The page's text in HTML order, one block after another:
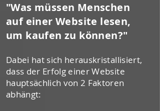
"Was müssen Menschen
auf einer Website lesen,
um kaufen zu können?"
Dabei hat sich herauskristallisiert,
dass der Erfolg einer Website
hauptsächlich von 2 Faktoren
abhängt: